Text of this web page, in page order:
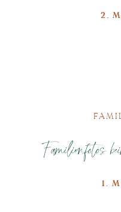
2.
Familienfotos
1.